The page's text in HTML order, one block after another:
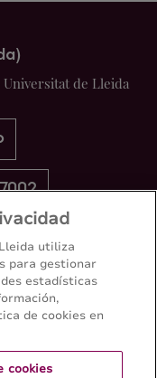
de Lleida
utiliza
para gestionar
estadísticas
de cookies en
cookies